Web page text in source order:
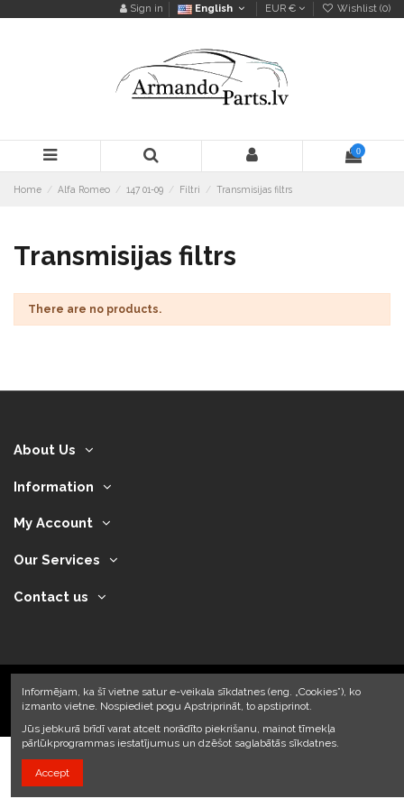
Sign in English EUR € Wishlist (0)
0
Home Alfa Romeo 147 01-09 Filtri Transmisijas filtrs
Transmisijas filtrs
There are no products.
About Us
Information
My Account
Our Services
Contact us
2024 © Armando Auto SIA
Informējam, ka šī vietne satur e-veikala sīkdatnes (eng. „Cookies”), ko
izmanto vietne. Nospiediet pogu Apstriprināt, to apstiprinot.
Jūs jebkurā brīdī varat atcelt norādīto piekrišanu, mainot tīmekļa
pārlūkprogrammas iestatījumus un dzēšot saglabātās sīkdatnes.
Accept